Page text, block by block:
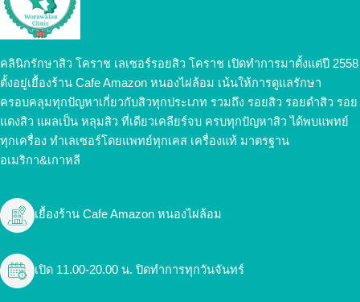
คลินิกรักษาสิว โคราช เลเซอร์รอยสิว โคราช เปิดทำการมาตั้งแต่ปี 2558
ตั้งอยู่เยื้องร้าน Cafe Amazon หนองไผ่ล้อม เน้นให้การดูแลรักษา
ครอบคลุมทุกปัญหาเกี่ยวกับสิวทุกประเภท รวมถึง รอยสิว รอยดำสิว รอย
แดงสิว แผลเป็น หลุมสิว ที่เดียวเคลียร์จบ ครบทุกปัญหาสิว ได้พบแพทย์
ทุกเครื่อง ทำเลเซอร์โดยแพทย์ทุกเคส เครื่องแท้ มาตรฐาน
อเมริกา&เกาหลี
เยื้องร้าน Cafe Amazon หนองไผ่ล้อม
เปิด 11.00-20.00 น. ปิดทำการทุกวันจันทร์